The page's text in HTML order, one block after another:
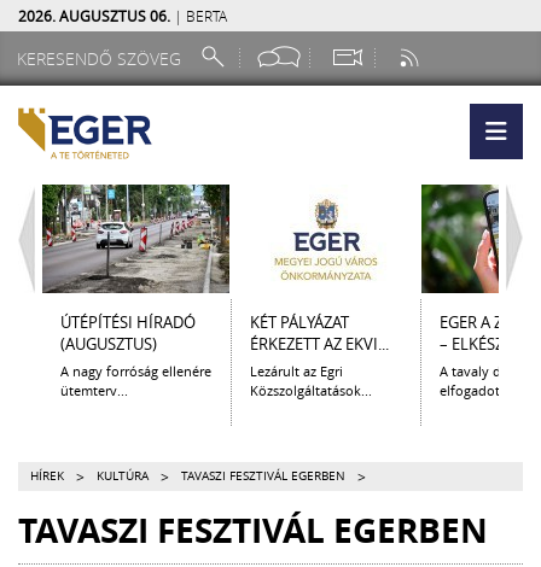
2026. AUGUSZTUS 06. | BERTA
ÚTÉPÍTÉSI HÍRADÓ
(AUGUSZTUS)
A nagy forróság ellenére
ütemterv...
KÉT PÁLYÁZAT
ÉRKEZETT AZ EKVI...
Lezárult az Egri
Közszolgáltatások...
EGER A
– ELKÉSZÜLT
A tavaly
elfogadott
HÍREK > KULTÚRA > TAVASZI FESZTIVÁL EGERBEN >
TAVASZI FESZTIVÁL EGERBEN